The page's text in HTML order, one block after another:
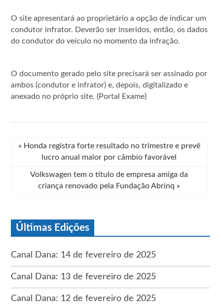
O site apresentará ao proprietário a opção de indicar um
condutor infrator. Deverão ser inseridos, então, os dados
do condutor do veículo no momento da infração.
O documento gerado pelo site precisará ser assinado por
ambos (condutor e infrator) e, depois, digitalizado e
anexado no próprio site. (Portal Exame)
« Honda registra forte resultado no trimestre e prevê
lucro anual maior por câmbio favorável
Volkswagen tem o título de empresa amiga da
criança renovado pela Fundação Abrinq »
Últimas Edições
Canal Dana: 14 de fevereiro de 2025
Canal Dana: 13 de fevereiro de 2025
Canal Dana: 12 de fevereiro de 2025